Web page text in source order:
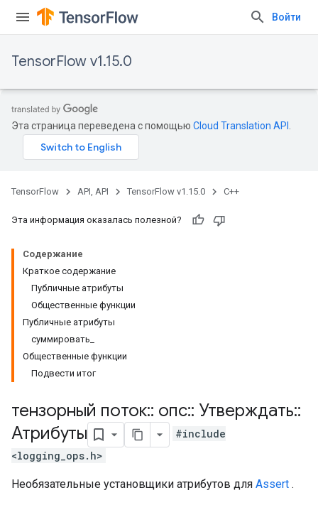
Войти
TensorFlow v1.15.0
Эта страница переведена с помощью Cloud Translation API
TensorFlow API, API TensorFlow v1.15.0 C++
Эта информация оказалась полезной?
Содержание
Краткое содержание
Публичные атрибуты
Общественные функции
Публичные атрибуты
суммировать_
Общественные функции
Подвести итог
тензорный поток:: опс:: Утверждать::
Атрибуты
#include
<logging_ops.h>
Необязательные установщики атрибутов для Assert .